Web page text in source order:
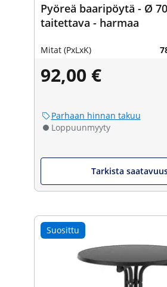
Pyöreä baaripöytä - Ø
taitettava - harmaa
Mitat (PxLxK)
92,00 €
Parhaan hinnan takuu
Loppuunmyyty
Tarkista
Suosittu